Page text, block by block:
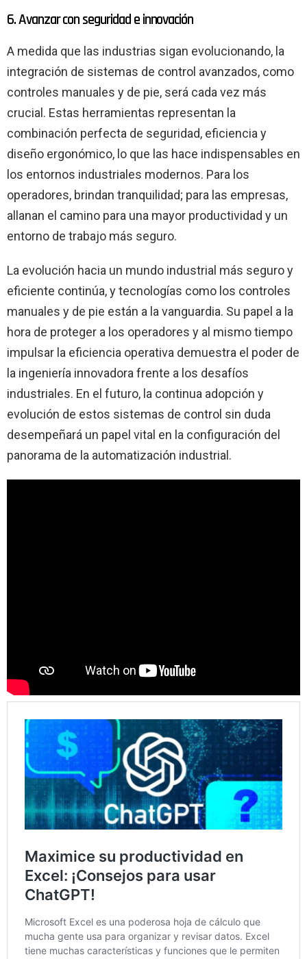
6. Avanzar con seguridad e innovación
A medida que las industrias sigan evolucionando, la
integración de sistemas de control avanzados, como
controles manuales y de pie, será cada vez más
crucial. Estas herramientas representan la
combinación perfecta de seguridad, eficiencia y
diseño ergonómico, lo que las hace indispensables en
los entornos industriales modernos. Para los
operadores, brindan tranquilidad; para las empresas,
allanan el camino para una mayor productividad y un
entorno de trabajo más seguro.
La evolución hacia un mundo industrial más seguro y
eficiente continúa, y tecnologías como los controles
manuales y de pie están a la vanguardia. Su papel a la
hora de proteger a los operadores y al mismo tiempo
impulsar la eficiencia operativa demuestra el poder de
la ingeniería innovadora frente a los desafíos
industriales. En el futuro, la continua adopción y
evolución de estos sistemas de control sin duda
desempeñará un papel vital en la configuración del
panorama de la automatización industrial.